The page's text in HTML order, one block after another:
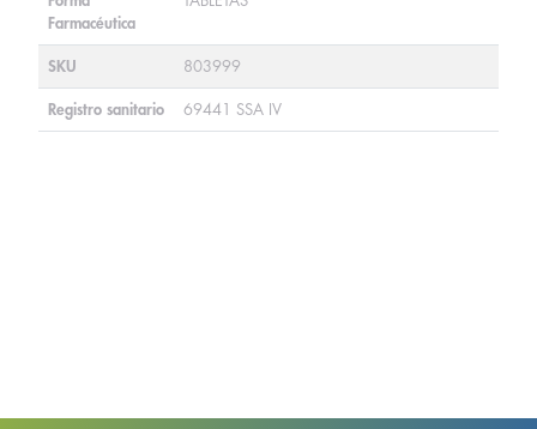
Farmacéutica
SKU 803999
Registro sanitario 69441 SSA IV